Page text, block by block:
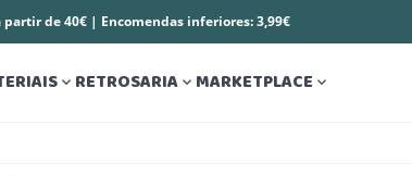
partir de 40€ | Encomendas inferiores: 3,99€
 RETROSARIA MARKETPLACE 